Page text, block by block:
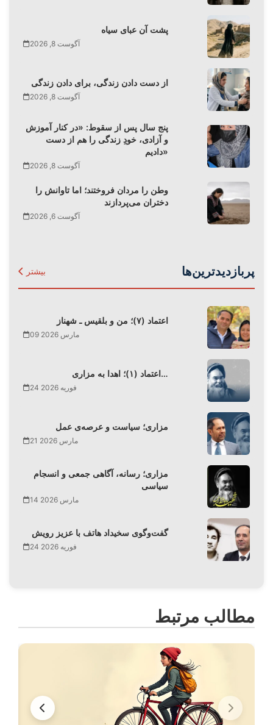
پشت آن عبای سیاه
آگوست 8, 2026
از دست دادن زندگی، برای دادن زندگی
آگوست 8, 2026
پنج سال پس از سقوط: «در کنار آموزش
و آزادی، خودِ زندگی را هم از دست
دادیم»
آگوست 8, 2026
وطن را مردان فروختند؛ اما تاوانش را
دختران می‌پردازند
آگوست 6, 2026
پربازدیدترین‌ها بیشتر
اعتماد (۷)؛ من و بلقیس ـ شهناز
09 مارس 2026
اعتماد (۱)؛ اهدا به مزاری…
24 فوریه 2026
مزاری؛ سیاست و عرصه‌ی عمل
21 مارس 2026
مزاری؛ رسانه، آگاهی جمعی و انسجام
سیاسی
14 مارس 2026
گفت‌وگوی سخیداد هاتف با عزیز رویش
24 فوریه 2026
مطالب مرتبط